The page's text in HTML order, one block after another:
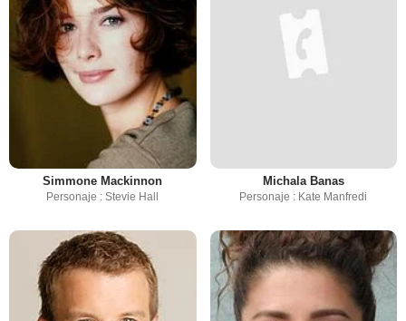
Simmone Mackinnon
Personaje : Stevie Hall
Michala Banas
Personaje : Kate Manfredi